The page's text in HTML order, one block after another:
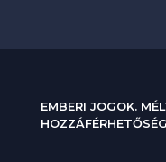
EMBERI JOGOK.